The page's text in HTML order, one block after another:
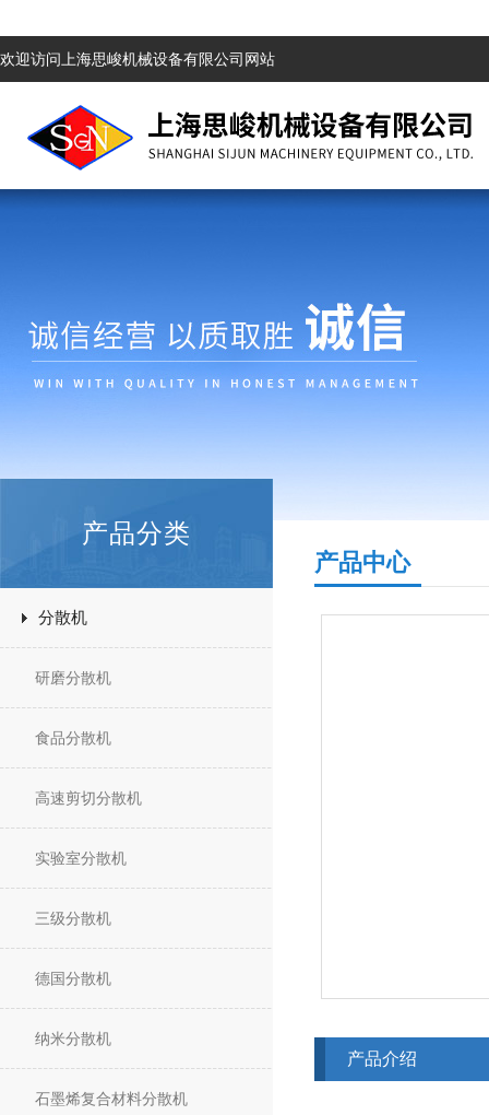
欢迎访问上海思峻机械设备有限公司网站
产品分类
分散机
研磨分散机
食品分散机
高速剪切分散机
实验室分散机
三级分散机
德国分散机
纳米分散机
石墨烯复合材料分散机
产品中心
产品介绍